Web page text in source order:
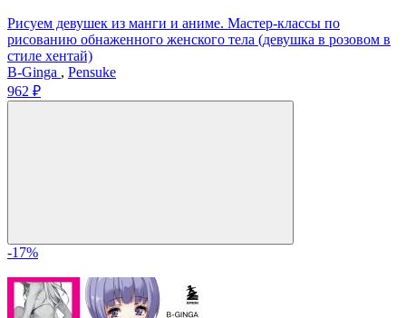
Рисуем девушек из манги и аниме. Мастер-классы по
рисованию обнаженного женского тела (девушка в розовом в
стиле хентай)
В-Ginga , Pensuke
962 ₽
-17%